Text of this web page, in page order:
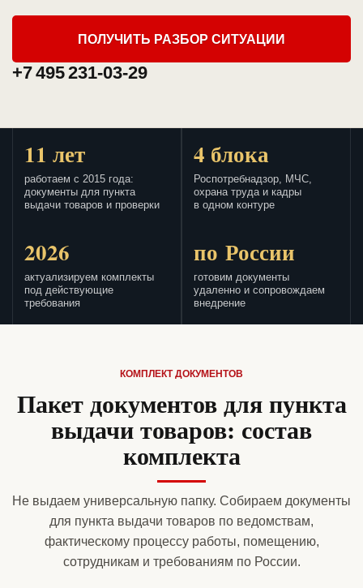
ПОЛУЧИТЬ РАЗБОР СИТУАЦИИ
+7 495 231-03-29
11 лет
работаем с 2015 года:
документы для пункта
выдачи товаров и проверки
4 блока
Роспотребнадзор, МЧС,
охрана труда и кадры
в одном контуре
2026
актуализируем комплекты
под действующие
требования
по России
готовим документы
удаленно и сопровождаем
внедрение
КОМПЛЕКТ ДОКУМЕНТОВ
Пакет документов для пункта
выдачи товаров: состав
комплекта
Не выдаем универсальную папку. Собираем документы
для пункта выдачи товаров по ведомствам,
фактическому процессу работы, помещению,
сотрудникам и требованиям по России.